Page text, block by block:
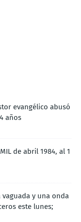
evangélico abusó
años
de abril 1984, al 1
y una onda
este lunes;